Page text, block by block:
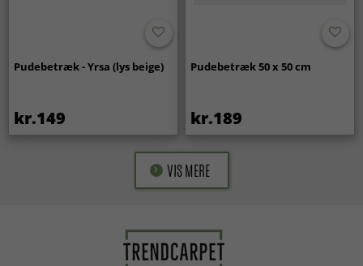
Pudebetræk - Yrsa (lys beige)
kr.149
Pudebetræk 50 x 50 cm
kr.189
VIS MERE